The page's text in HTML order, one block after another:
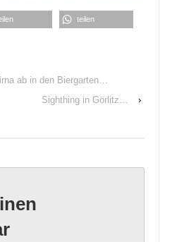
teilen
ab in den Biergarten…
Sighthing in Görlitz…
›